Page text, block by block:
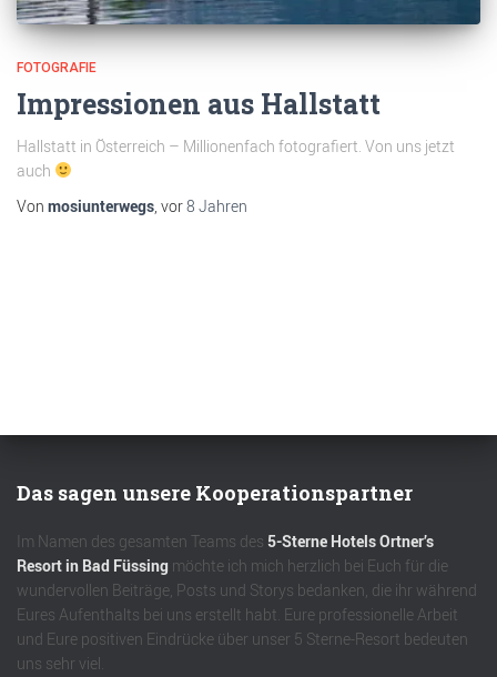
FOTOGRAFIE
Impressionen aus Hallstatt
Hallstatt in Österreich – Millionenfach fotografiert. Von uns jetzt
auch
Von mosiunterwegs, vor8 Jahren
Das sagen unsere Kooperationspartner
Im Namen des gesamten Teams des 5-Sterne Hotels Ortner’s
Resort in Bad Füssing möchte ich mich herzlich bei Euch für die
wundervollen Beiträge, Posts und Storys bedanken, die ihr während
Eures Aufenthalts bei uns erstellt habt. Eure professionelle Arbeit
und Eure positiven Eindrücke über unser 5 Sterne-Resort bedeuten
uns sehr viel.